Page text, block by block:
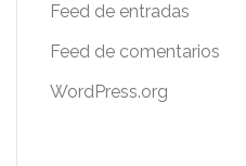
Feed de entradas
Feed de comentarios
WordPress.org